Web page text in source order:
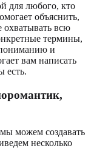
для любого, кто
объяснить,
охватывать всю
термины,
и
вам написать
есть.
можем создавать
несколько